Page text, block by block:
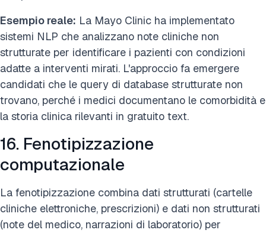
Esempio reale: La Mayo Clinic ha implementato
sistemi NLP che analizzano note cliniche non
strutturate per identificare i pazienti con condizioni
adatte a interventi mirati. L'approccio fa emergere
candidati che le query di database strutturate non
trovano, perché i medici documentano le comorbidità e
la storia clinica rilevanti in gratuito text.
16. Fenotipizzazione
computazionale
La fenotipizzazione combina dati strutturati (cartelle
cliniche elettroniche, prescrizioni) e dati non strutturati
(note del medico, narrazioni di laboratorio) per